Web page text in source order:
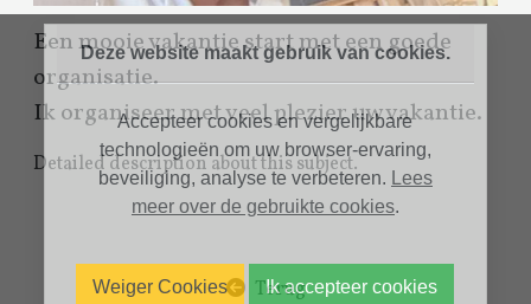
Een mooie vakantie start met een goede
organisatie.
Ik organiseer met veel plezier uw vakantie.
Detailed description about this subject.
Terug
Deze website maakt gebruik van cookies.
Accepteer cookies en vergelijkbare
technologieën om uw browser-ervaring,
beveiliging, analyse te verbeteren. Lees
meer over de gebruikte cookies.
Weiger Cookies Ik accepteer cookies